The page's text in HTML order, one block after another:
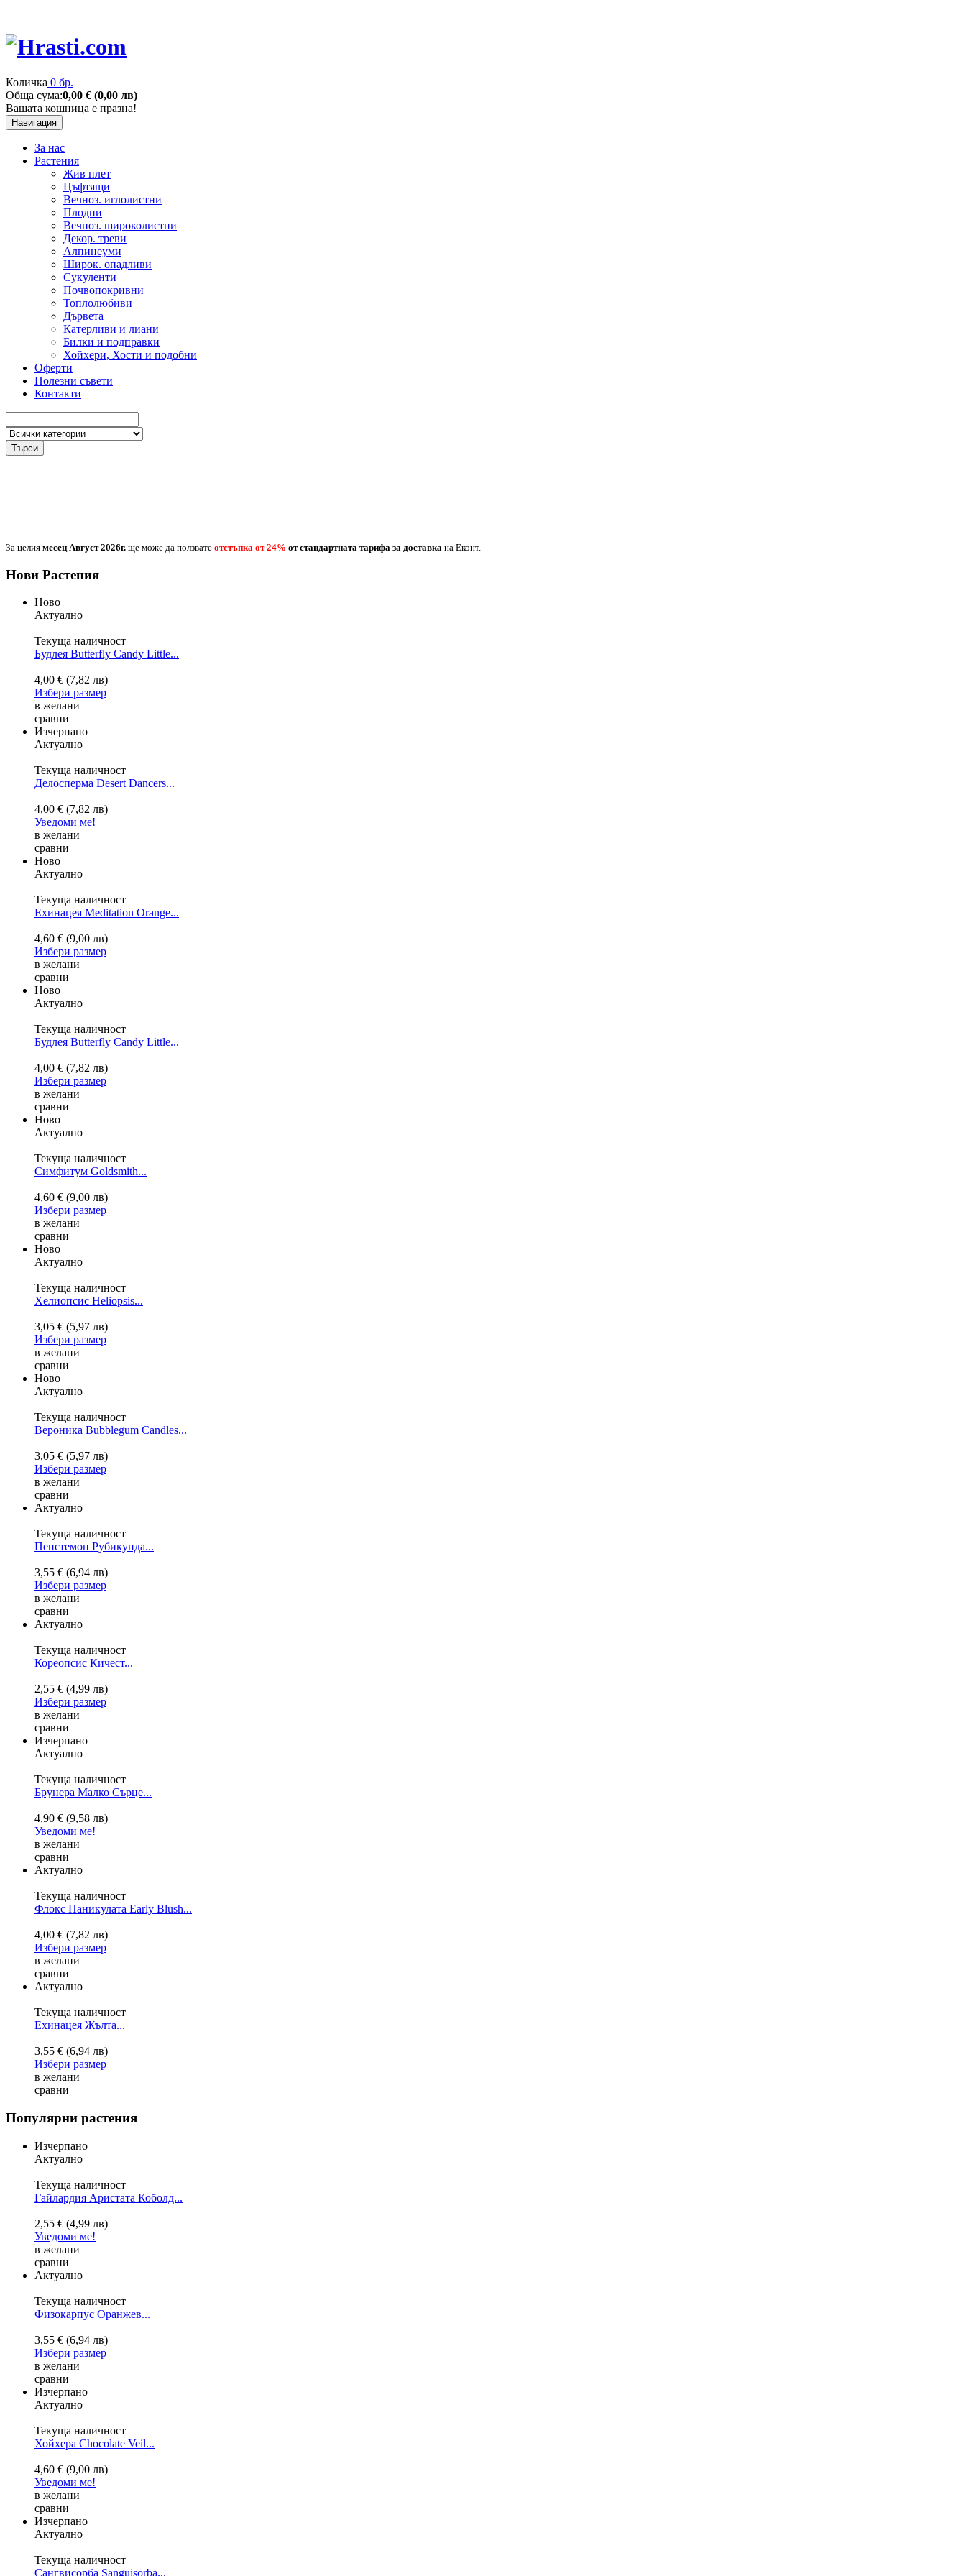
Количка 0 бр.
Обща сума:0,00 € (0,00 лв)
Вашата кошница е празна!
Навигация
За нас
Растения
Жив плет
Цъфтящи
Вечноз. иглолистни
Плодни
Вечноз. широколистни
Декор. треви
Алпинеуми
Широк. опадливи
Сукуленти
Почвопокривни
Топлолюбиви
Дървета
Катерливи и лиани
Билки и подправки
Хойхери, Хости и подобни
Оферти
Полезни съвети
Контакти
Търси
За целия месец Август2026г. ще може да ползвате отстъпка от 24% от стандартната тарифа за доставка на Еконт.
Нови Растения
Ново
Актуално
Текуща наличност
Будлея Butterfly Candy Little...
4,00 € (7,82 лв)
Избери размер
в желани
сравни
Изчерпано
Актуално
Текуща наличност
Делосперма Desert Dancers...
4,00 € (7,82 лв)
Уведоми ме!
в желани
сравни
Ново
Актуално
Текуща наличност
Ехинацея Meditation Orange...
4,60 € (9,00 лв)
Избери размер
в желани
сравни
Ново
Актуално
Текуща наличност
Будлея Butterfly Candy Little...
4,00 € (7,82 лв)
Избери размер
в желани
сравни
Ново
Актуално
Текуща наличност
Симфитум Goldsmith...
4,60 € (9,00 лв)
Избери размер
в желани
сравни
Ново
Актуално
Текуща наличност
Хелиопсис Heliopsis...
3,05 € (5,97 лв)
Избери размер
в желани
сравни
Ново
Актуално
Текуща наличност
Вероника Bubblegum Candles...
3,05 € (5,97 лв)
Избери размер
в желани
сравни
Актуално
Текуща наличност
Пенстемон Рубикунда...
3,55 € (6,94 лв)
Избери размер
в желани
сравни
Актуално
Текуща наличност
Кореопсис Кичест...
2,55 € (4,99 лв)
Избери размер
в желани
сравни
Изчерпано
Актуално
Текуща наличност
Брунера Малко Сърце...
4,90 € (9,58 лв)
Уведоми ме!
в желани
сравни
Актуално
Текуща наличност
Флокс Паникулата Early Blush...
4,00 € (7,82 лв)
Избери размер
в желани
сравни
Актуално
Текуща наличност
Ехинацея Жълта...
3,55 € (6,94 лв)
Избери размер
в желани
сравни
Популярни растения
Изчерпано
Актуално
Текуща наличност
Гайлардия Аристата Коболд...
2,55 € (4,99 лв)
Уведоми ме!
в желани
сравни
Актуално
Текуща наличност
Физокарпус Оранжев...
3,55 € (6,94 лв)
Избери размер
в желани
сравни
Изчерпано
Актуално
Текуща наличност
Хойхера Chocolate Veil...
4,60 € (9,00 лв)
Уведоми ме!
в желани
сравни
Изчерпано
Актуално
Текуща наличност
Сангвисорба Sanguisorba...